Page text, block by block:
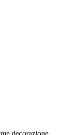
decorazione